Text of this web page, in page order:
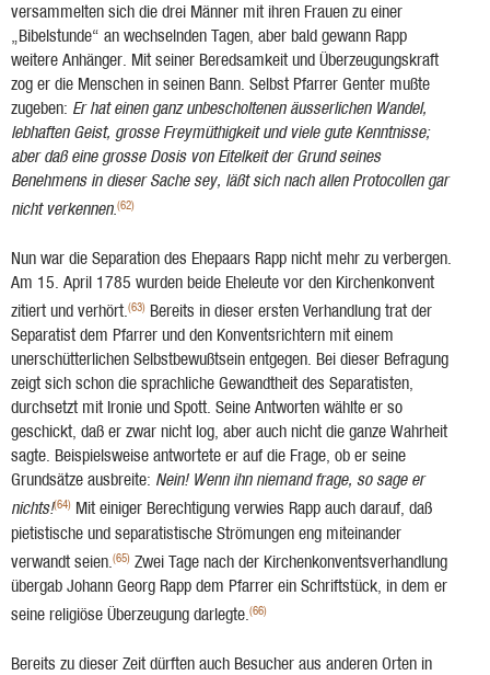
versammelten sich die drei Männer mit ihren Frauen zu einer
„Bibelstunde“ an wechselnden Tagen, aber bald gewann Rapp
weitere Anhänger. Mit seiner Beredsamkeit und Überzeugungskraft
zog er die Menschen in seinen Bann. Selbst Pfar­rer Genter mußte
zugeben: Er hat einen ganz unbescholtenen äusserlichen Wandel,
lebhaften Geist, grosse Freymüthigkeit und viele gute Kenntnisse;
aber daß eine grosse Dosis von Eitel­keit der Grund seines
Benehmens in dieser Sache sey, läßt sich nach allen Protocollen gar
nicht verkennen.(62)
Nun war die Separation des Ehepaars Rapp nicht mehr zu verbergen.
Am 15. April 1785 wurden beide Eheleute vor den Kirchenkonvent
zitiert und verhört.(63) Bereits in dieser ersten Verhandlung trat der
Separatist dem Pfarrer und den Konventsrichtern mit einem
unerschüt­terlichen Selbstbewußtsein entgegen. Bei dieser Befragung
zeigt sich schon die sprachliche Gewandtheit des Separatisten,
durchsetzt mit Ironie und Spott. Seine Antworten wählte er so
geschickt, daß er zwar nicht log, aber auch nicht die ganze Wahrheit
sagte. Beispielsweise antwortete er auf die Frage, ob er seine
Grundsätze ausbreite: Nein! Wenn ihn niemand frage, so sage er
nichts!(64) Mit einiger Berechtigung verwies Rapp auch darauf, daß
pietistische und separatistische Strömungen eng miteinander
verwandt seien.(65) Zwei Tage nach der Kirchenkonventsverhandlung
übergab Johann Georg Rapp dem Pfarrer ein Schriftstück, in dem er
seine religiöse Überzeugung darlegte.(66)
Bereits zu dieser Zeit dürften auch Besucher aus anderen Orten in